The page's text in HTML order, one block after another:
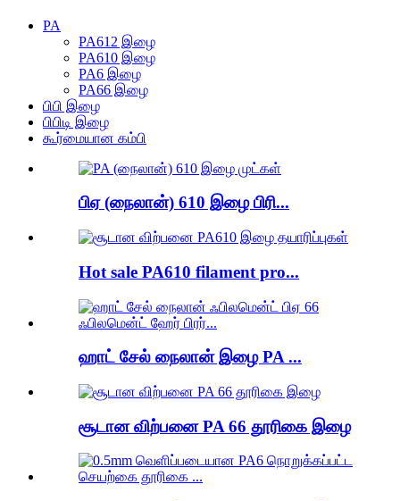
PA
PA612 இழை
PA610 இழை
PA6 இழை
PA66 இழை
பிபி இழை
பிபிடி இழை
கூர்மையான கம்பி
பிஏ (நைலான்) 610 இழை பிரி...
Hot sale PA610 filament pro...
ஹாட் சேல் நைலான் இழை PA ...
சூடான விற்பனை PA 66 தூரிகை இழை